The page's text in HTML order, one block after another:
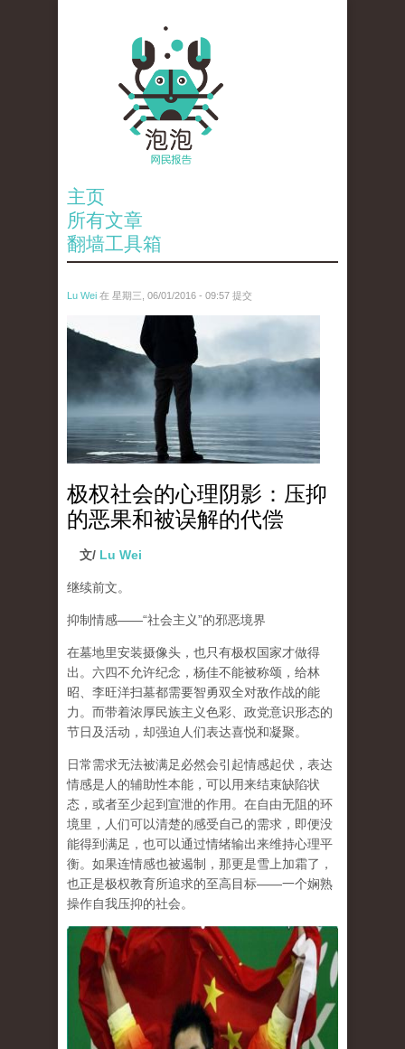
主页
所有文章
翻墙工具箱
Lu Wei 在 星期三, 06/01/2016 - 09:57 提交
wen_tou_tu_2.jpg
极权社会的心理阴影：压抑
的恶果和被误解的代偿
文/ Lu Wei
继续前文。
抑制情感——“社会主义”的邪恶境界
在墓地里安装摄像头，也只有极权国家才做得
出。六四不允许纪念，杨佳不能被称颂，给林
昭、李旺洋扫墓都需要智勇双全对敌作战的能
力。而带着浓厚民族主义色彩、政党意识形态的
节日及活动，却强迫人们表达喜悦和凝聚。
日常需求无法被满足必然会引起情感起伏， 表达
情感是人的辅助性本能，可以用来结束缺陷状
态，或者至少起到宣泄的作用 。在自由无阻的环
境里，人们可以清楚的感受自己的需求，即便没
能得到满足，也可以通过情绪输出来维持心理平
衡。如果连情感也被遏制，那更是雪上加霜了，
也正是极权教育所追求的至高目标——一个娴熟
操作自我压抑的社会。